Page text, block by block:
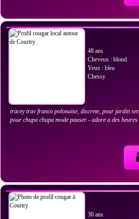
48 ans
Cheveux : blond
Yeux : bleu
Chessy
tracey trav franco polonaise, discrete, pour jardin
pour chupa chupa mode pauser - adore a des
30 ans